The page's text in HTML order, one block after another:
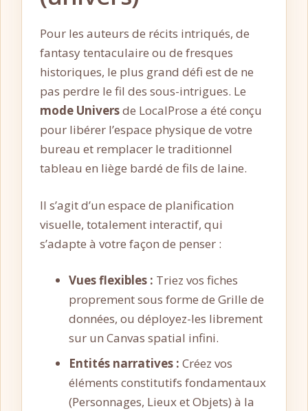
Pour les auteurs de récits intriqués, de
fantasy tentaculaire ou de fresques
historiques, le plus grand défi est de ne
pas perdre le fil des sous-intrigues. Le
mode Universde LocalProse a été conçu
pour libérer l’espace physique de votre
bureau et remplacer le traditionnel
tableau en liège bardé de fils de laine.
Il s’agit d’un espace de planification
visuelle, totalement interactif, qui
s’adapte à votre façon de penser :
Vues flexibles : Triez vos fiches
proprement sous forme de Grille de
données, ou déployez-les librement
sur un Canvas spatial infini.
Entités narratives : Créez vos
éléments constitutifs fondamentaux
(Personnages, Lieux et Objets) à la